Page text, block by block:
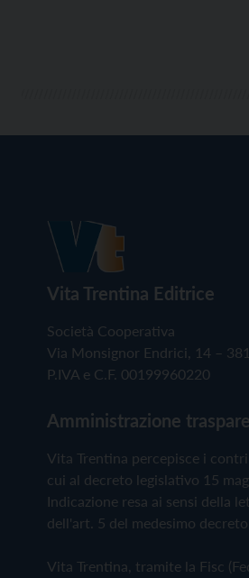
Vita Trentina Editrice
Società Cooperativa
Via Monsignor Endrici, 14 –
P.IVA e C.F. 00199960220
Amministrazione
Vita Trentina percepisce i
cui al decreto legislativo 15
Indicazione resa ai sensi della
dell'art. 5 del medesimo decreto
Vita Trentina, tramite la Fisc